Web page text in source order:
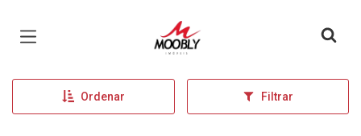
Página inicial
Ordenar Filtrar